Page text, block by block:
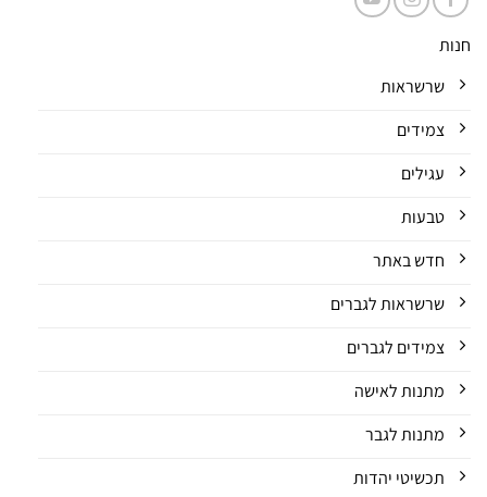
חנות
שרשראות
צמידים
עגילים
טבעות
חדש באתר
שרשראות לגברים
צמידים לגברים
מתנות לאישה
מתנות לגבר
תכשיטי יהדות